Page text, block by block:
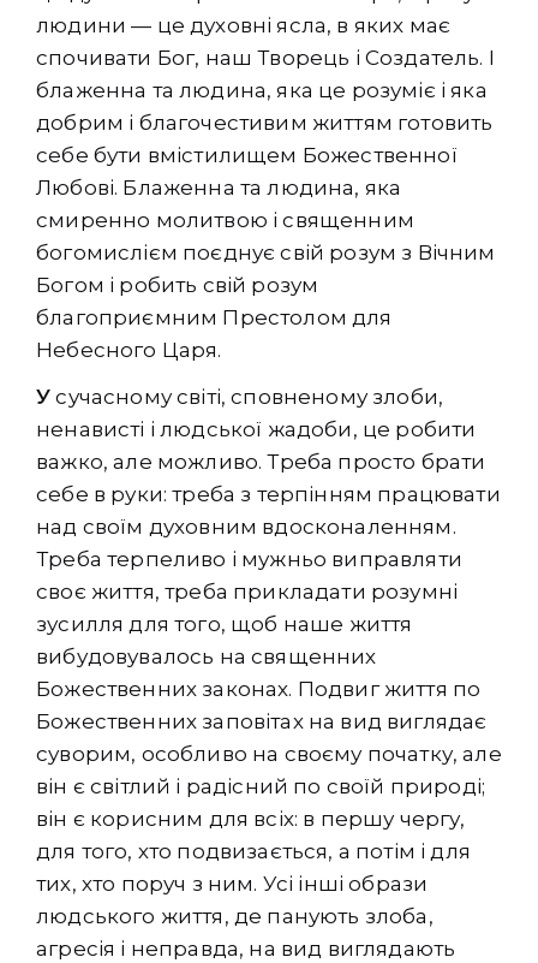
людини — це духовні ясла, в яких має
спочивати Бог, наш Творець і Создатель. І
блаженна та людина, яка це розуміє і яка
добрим і благочестивим життям готовить
себе бути вмістилищем Божественної
Любові. Блаженна та людина, яка
смиренно молитвою і священним
богомислієм поєднує свій розум з Вічним
Богом і робить свій розум
благоприємним Престолом для
Небесного Царя.
У сучасному світі, сповненому злоби,
ненависті і людської жадоби, це робити
важко, але можливо. Треба просто брати
себе в руки: треба з терпінням працювати
над своїм духовним вдосконаленням.
Треба терпеливо і мужньо виправляти
своє життя, треба прикладати розумні
зусилля для того, щоб наше життя
вибудовувалось на священних
Божественних законах. Подвиг життя по
Божественних заповітах на вид виглядає
суворим, особливо на своєму початку, але
він є світлий і радісний по своїй природі;
він є корисним для всіх: в першу чергу,
для того, хто подвизається, а потім і для
тих, хто поруч з ним. Усі інші образи
людського життя, де панують злоба,
агресія і неправда, на вид виглядають